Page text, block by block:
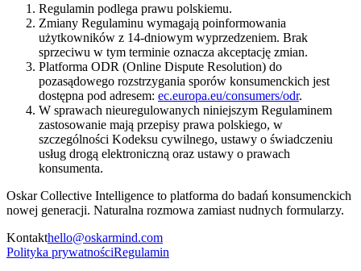
Regulamin podlega prawu polskiemu.
Zmiany Regulaminu wymagają poinformowania
użytkowników z 14-dniowym wyprzedzeniem. Brak
sprzeciwu w tym terminie oznacza akceptację zmian.
Platforma ODR (Online Dispute Resolution) do
pozasądowego rozstrzygania sporów konsumenckich jest
dostępna pod adresem: ec.europa.eu/consumers/odr.
W sprawach nieuregulowanych niniejszym Regulaminem
zastosowanie mają przepisy prawa polskiego, w
szczególności Kodeksu cywilnego, ustawy o świadczeniu
usług drogą elektroniczną oraz ustawy o prawach
konsumenta.
Oskar Collective Intelligence to platforma do badań konsumenckich
nowej generacji. Naturalna rozmowa zamiast nudnych formularzy.
Kontakthello@oskarmind.com
Polityka prywatnościRegulamin